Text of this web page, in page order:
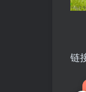
链